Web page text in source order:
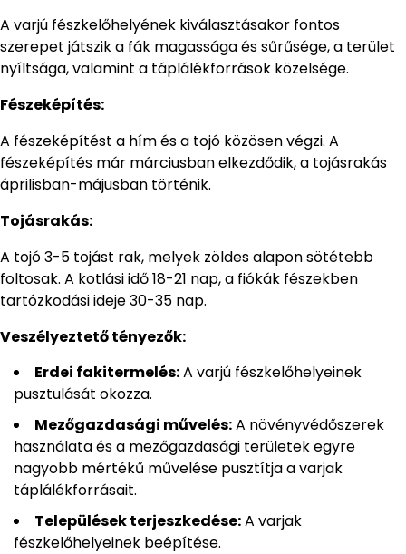
A varjú fészkelőhelyének kiválasztásakor fontos
szerepet játszik a fák magassága és sűrűsége, a terület
nyíltsága, valamint a táplálékforrások közelsége.
Fészeképítés:
A fészeképítést a hím és a tojó közösen végzi. A
fészeképítés már márciusban elkezdődik, a tojásrakás
áprilisban-májusban történik.
Tojásrakás:
A tojó 3-5 tojást rak, melyek zöldes alapon sötétebb
foltosak. A kotlási idő 18-21 nap, a fiókák fészekben
tartózkodási ideje 30-35 nap.
Veszélyeztető tényezők:
Erdei fakitermelés:A varjú fészkelőhelyeinek
pusztulását okozza.
Mezőgazdasági művelés:A növényvédőszerek
használata és a mezőgazdasági területek egyre
nagyobb mértékű művelése pusztítja a varjak
táplálékforrásait.
Települések terjeszkedése:A varjak
fészkelőhelyeinek beépítése.